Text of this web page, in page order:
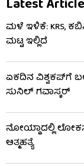
Latest
ಮಳೆ ಇಳಿಕೆ: KRS,
ಮಟ್ಟ ಇಲ್ಲಿದೆ
ಏಕದಿನ ವಿಶ್ವಕಪ್​ಗೆ
ಸುನಿಲ್ ಗವಾಸ್ಕರ್
ನೋಯ್ಡಾದಲ್ಲಿ
ಆತ್ಮಹತ್ಯೆ